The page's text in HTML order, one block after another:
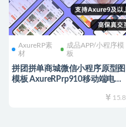
AxureRP素
材
成品APP/小程序模
板
拼团拼单商城微信小程序原型图
模板 AxureRPrp910移动端电商
15.8